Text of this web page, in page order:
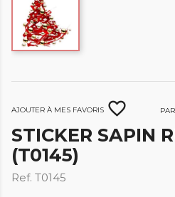
Ajouter à mes favoris favorite_border
STICKER SAPIN
(T0145)
Ref. T0145